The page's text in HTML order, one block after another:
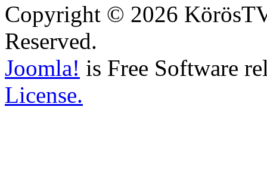
Copyright © 2026
Reserved.
Joomla! is Free Software
License.